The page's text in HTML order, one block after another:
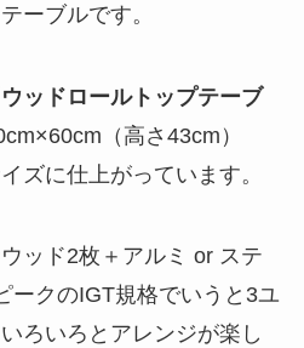
ーブルです。
ウッドロールトップテーブ
（高さ43cm）
ズに仕上がっています。
ッド2枚＋アルミ or ステ
ークのIGT規格でいうと3ユ
ろいろとアレンジが楽し